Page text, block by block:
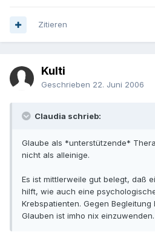
Zitieren
Kulti
Geschrieben 22. Juni 2006
Claudia schrieb:
Glaube als *unterstützende*
nicht als alleinige.
Es ist mittlerweile gut belegt, daß
hilft, wie auch eine
Krebspatienten. Gegen
Glauben ist imho nix einzuwenden.